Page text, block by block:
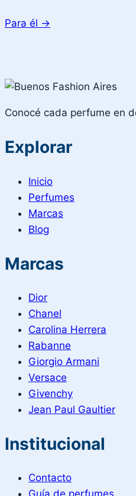
Para él →
Conocé cada perfume en
Explorar
Inicio
Perfumes
Marcas
Blog
Marcas
Dior
Chanel
Carolina Herrera
Rabanne
Giorgio Armani
Versace
Givenchy
Jean Paul Gaultier
Institucional
Contacto